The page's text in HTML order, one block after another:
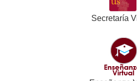
Secretaría